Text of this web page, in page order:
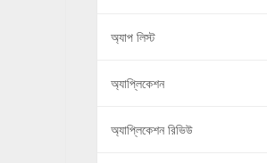
অ্যাপ লিস্ট
অ্যাপ্লিকেশন
অ্যাপ্লিকেশন রিভিউ